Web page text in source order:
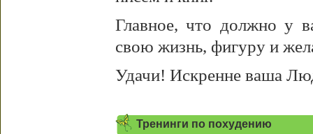
Главное, что должно у
свою жизнь, фигуру и
Удачи! Искренне ваша
Тренинги по похудению